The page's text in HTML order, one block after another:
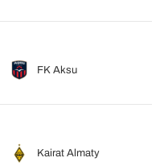
FK Aksu
Kairat Almaty